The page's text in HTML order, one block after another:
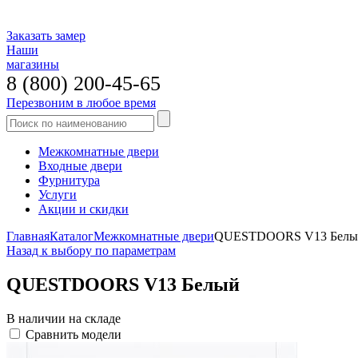
Заказать замер
Наши
магазины
8 (800) 200-45-65
Перезвоним в любое время
Межкомнатные двери
Входные двери
Фурнитура
Услуги
Акции и скидки
ГлавнаяКаталогМежкомнатные двериQUESTDOORS V13
Назад к выбору по параметрам
QUESTDOORS V13 Белый
В наличии на складе
Сравнить модели